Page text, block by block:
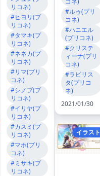
リコネ)
#ヒヨリ(プ
リコネ)
#タマキ(プ
リコネ)
#ネネカ(プ
リコネ)
#リマ(プリ
コネ)
#シノブ(プ
リコネ)
#イリヤ(プ
リコネ)
#カスミ(プ
リコネ)
#マホ(プリ
コネ)
#ミサキ(プ
リコネ)
#ルゥ(プリ
コネ)
#ハニエル
(プリコネ)
#クリステ
ィーナ(プリ
コネ)
#ラビリス
タ(プリコ
ネ)
2021/01/30
イラスト